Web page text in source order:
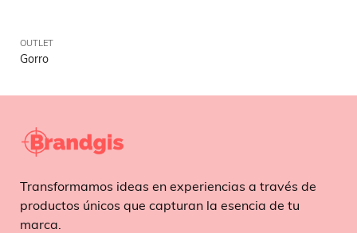
OUTLET
Gorro
Transformamos ideas en experiencias a través de
productos únicos que capturan la esencia de tu
marca.